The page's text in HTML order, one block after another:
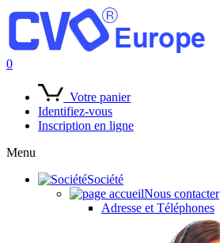
0
Votre panier
Identifiez-vous
Inscription en ligne
Menu
Société
Nous contacter
Adresse et Téléphones